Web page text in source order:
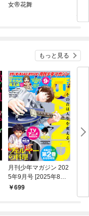
女帝花舞
もっと見る
月刊少年マガジン 202
5年9月号 [2025年8月6
日発売]
699